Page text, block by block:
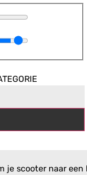
je scooter naar